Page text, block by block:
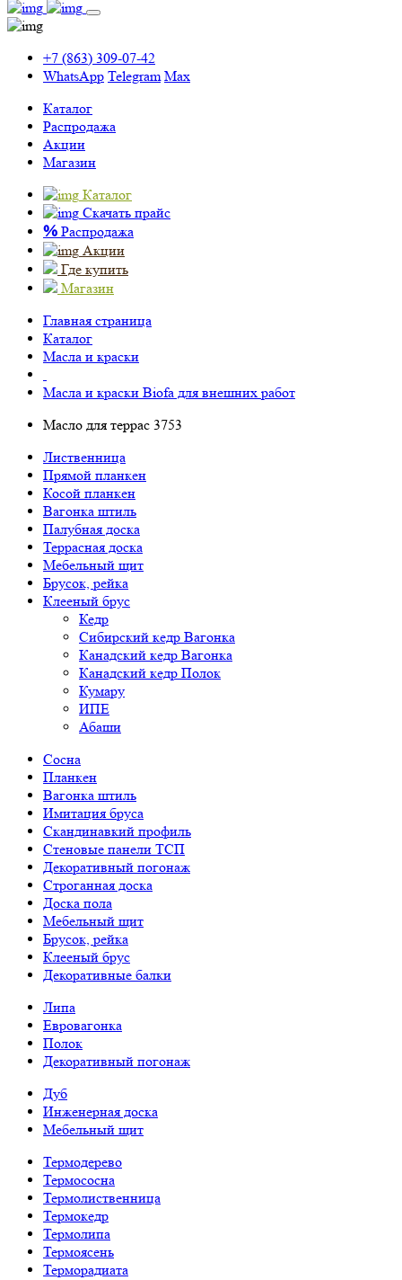
+7 (863) 309-07-42
WhatsApp Telegram Max
Каталог
Распродажа
Акции
Магазин
Каталог
Скачать прайс
% Распродажа
Акции
Где купить
Магазин
Главная страница
Каталог
Масла и краски
Масла и краски Biofa для внешних работ
Масло для террас 3753
Лиственница
Прямой планкен
Косой планкен
Вагонка штиль
Палубная доска
Террасная доска
Мебельный щит
Брусок, рейка
Клееный брус
Кедр
Сибирский кедр Вагонка
Канадский кедр Вагонка
Канадский кедр Полок
Кумару
ИПЕ
Абаши
Сосна
Планкен
Вагонка штиль
Имитация бруса
Скандинавкий профиль
Стеновые панели ТСП
Декоративный погонаж
Строганная доска
Доска пола
Мебельный щит
Брусок, рейка
Клееный брус
Декоративные балки
Липа
Евровагонка
Полок
Декоративный погонаж
Дуб
Инженерная доска
Мебельный щит
Термодерево
Термососна
Термолиственница
Термокедр
Термолипа
Термоясень
Терморадиата